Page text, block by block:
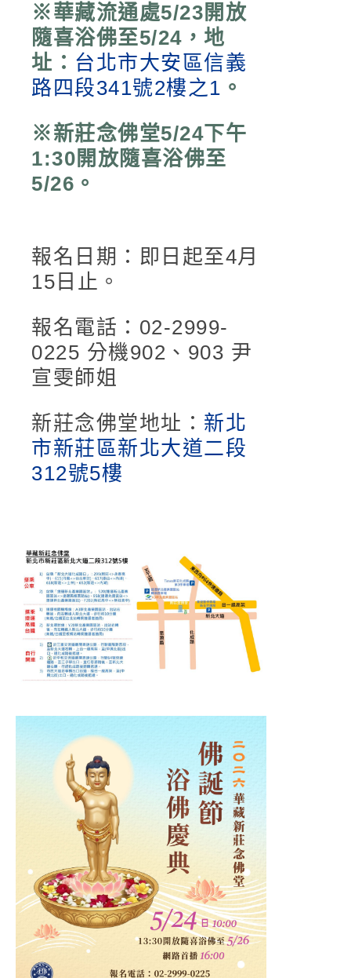
※華藏流通處5/23開放
隨喜浴佛至5/24，地
址： 台北市大安區信義
路四段341號2樓之1 。
※新莊念佛堂5/24下午
1:30開放隨喜浴佛至
5/26。
報名日期：即日起至4月
15日止。
報名電話：02-2999-
0225 分機902、903 尹
宣雯師姐
新莊念佛堂地址： 新北
市新莊區新北大道二段
312號5樓